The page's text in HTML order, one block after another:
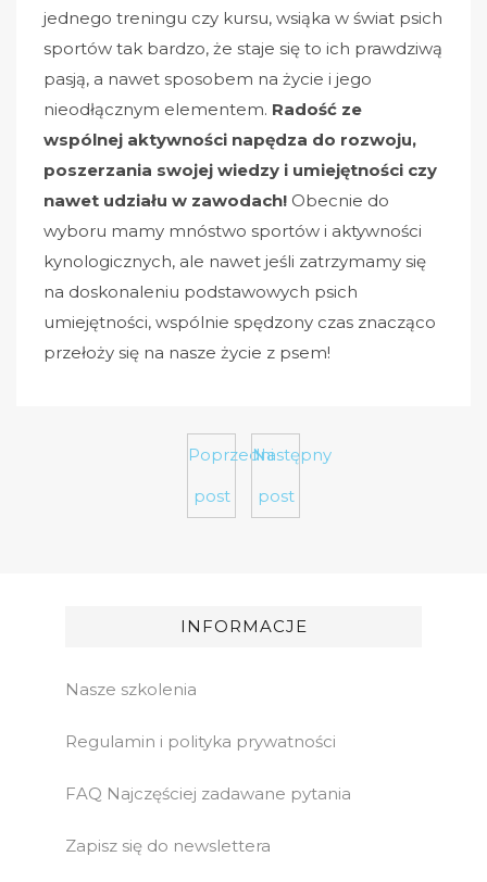
jednego treningu czy kursu, wsiąka w świat psich
sportów tak bardzo, że staje się to ich prawdziwą
pasją, a nawet sposobem na życie i jego
nieodłącznym elementem. Radość ze
wspólnej aktywności napędza do rozwoju,
poszerzania swojej wiedzy i umiejętności czy
nawet udziału w zawodach! Obecnie do
wyboru mamy mnóstwo sportów i aktywności
kynologicznych, ale nawet jeśli zatrzymamy się
na doskonaleniu podstawowych psich
umiejętności, wspólnie spędzony czas znacząco
przełoży się na nasze życie z psem!
Poprzedni
post
Następny
post
INFORMACJE
Nasze szkolenia
Regulamin i polityka prywatności
FAQ Najczęściej zadawane pytania
Zapisz się do newslettera